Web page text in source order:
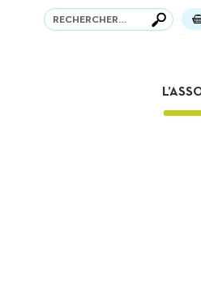
Recherche
Recherche